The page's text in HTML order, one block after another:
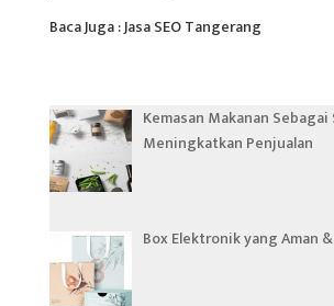
Baca Juga : Jasa SEO Tangerang
Kemasan Makanan
Meningkatkan Penjualan
Box Elektronik yang Aman